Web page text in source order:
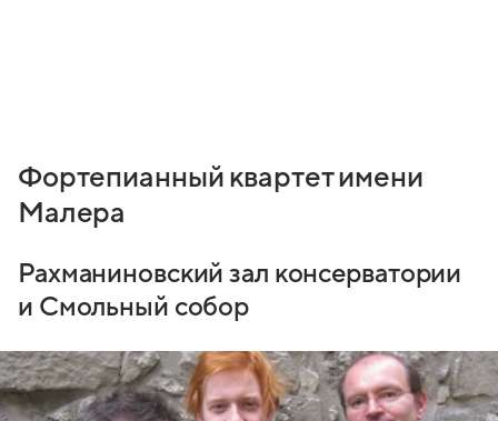
Фортепианный квартет имени
Малера
Рахманиновский зал консерватории
и Смольный собор